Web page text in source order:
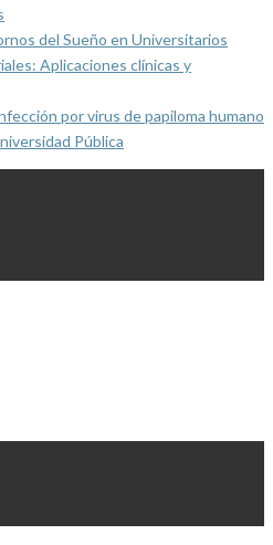
del Sueño en Universitarios
Aplicaciones clínicas y
por virus de papiloma humano
Pública